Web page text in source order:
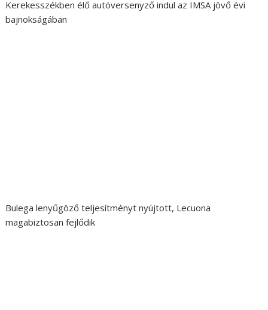
Kerekesszékben élő autóversenyző indul az IMSA jövő évi
bajnokságában
Bulega lenyűgöző teljesítményt nyújtott, Lecuona
magabiztosan fejlődik